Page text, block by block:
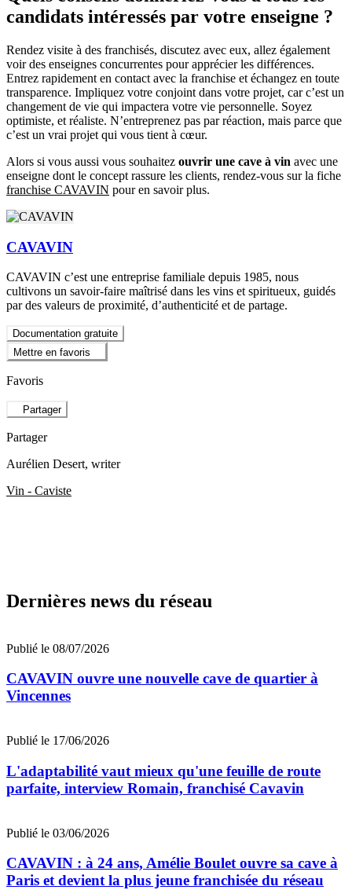
candidats intéressés par votre enseigne ?
Rendez visite à des franchisés, discutez avec eux, allez également
voir des enseignes concurrentes pour apprécier les différences.
Entrez rapidement en contact avec la franchise et échangez en toute
transparence. Impliquez votre conjoint dans votre projet, car c’est un
changement de vie qui impactera votre vie personnelle. Soyez
optimiste, et réaliste. N’entreprenez pas par réaction, mais parce que
c’est un vrai projet qui vous tient à cœur.
Alors si vous aussi vous souhaitez ouvrir une cave à vin avec une
enseigne dont le concept rassure les clients, rendez-vous sur la fiche
franchise CAVAVIN pour en savoir plus.
CAVAVIN
CAVAVIN c’est une entreprise familiale depuis 1985, nous
cultivons un savoir-faire maîtrisé dans les vins et spiritueux, guidés
par des valeurs de proximité, d’authenticité et de partage.
Documentation gratuite
Mettre en favoris
Favoris
Partager
Partager
Aurélien Desert, writer
Vin - Caviste
Dernières news du réseau
Publié le 08/07/2026
CAVAVIN ouvre une nouvelle cave de quartier à
Vincennes
Publié le 17/06/2026
L'adaptabilité vaut mieux qu'une feuille de route
parfaite, interview Romain, franchisé Cavavin
Publié le 03/06/2026
CAVAVIN : à 24 ans, Amélie Boulet ouvre sa cave à
Paris et devient la plus jeune franchisée du réseau